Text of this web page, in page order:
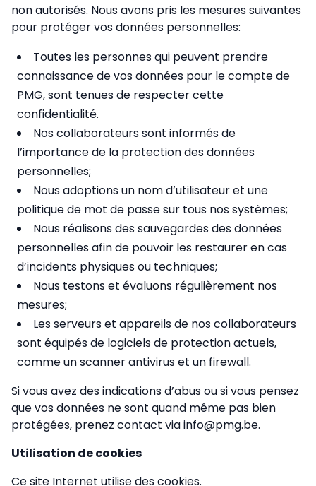
non autorisés. Nous avons pris les mesures suivantes
pour protéger vos données personnelles:
Toutes les personnes qui peuvent prendre
connaissance de vos données pour le compte de
PMG, sont tenues de respecter cette
confidentialité.
Nos collaborateurs sont informés de
l’importance de la protection des données
personnelles;
Nous adoptions un nom d’utilisateur et une
politique de mot de passe sur tous nos systèmes;
Nous réalisons des sauvegardes des données
personnelles afin de pouvoir les restaurer en cas
d’incidents physiques ou techniques;
Nous testons et évaluons régulièrement nos
mesures;
Les serveurs et appareils de nos collaborateurs
sont équipés de logiciels de protection actuels,
comme un scanner antivirus et un firewall.
Si vous avez des indications d’abus ou si vous pensez
que vos données ne sont quand même pas bien
protégées, prenez contact via info@pmg.be.
Utilisation de cookies
Ce site Internet utilise des cookies.